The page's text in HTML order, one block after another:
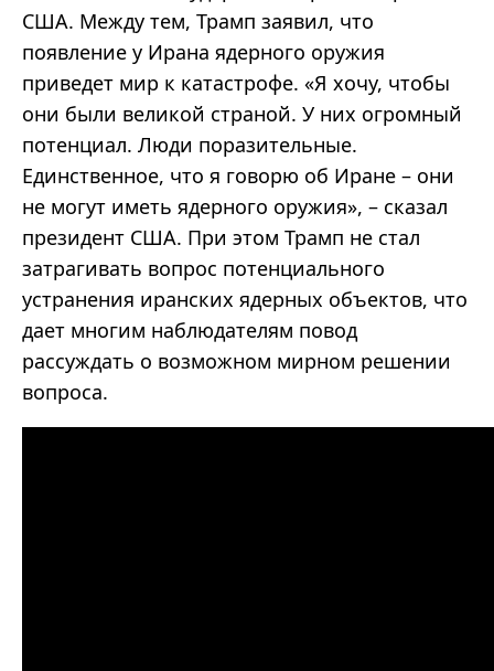
США. Между тем, Трамп заявил, что
появление у Ирана ядерного оружия
приведет мир к катастрофе. «Я хочу, чтобы
они были великой страной. У них огромный
потенциал. Люди поразительные.
Единственное, что я говорю об Иране – они
не могут иметь ядерного оружия», – сказал
президент США. При этом Трамп не стал
затрагивать вопрос потенциального
устранения иранских ядерных объектов, что
дает многим наблюдателям повод
рассуждать о возможном мирном решении
вопроса.